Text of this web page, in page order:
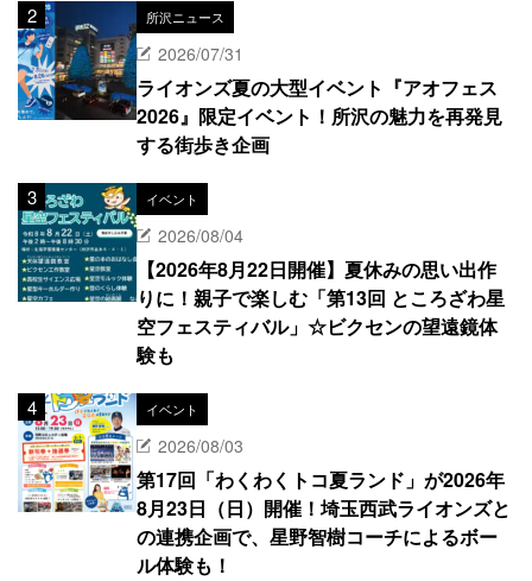
所沢ニュース
2026/07/31
ライオンズ夏の大型イベント『アオフェス
2026』限定イベント！所沢の魅力を再発見
する街歩き企画
イベント
2026/08/04
【2026年8月22日開催】夏休みの思い出作
りに！親子で楽しむ「第13回 ところざわ星
空フェスティバル」☆ビクセンの望遠鏡体
験も
イベント
2026/08/03
第17回「わくわくトコ夏ランド」が2026年
8月23日（日）開催！埼玉西武ライオンズと
の連携企画で、星野智樹コーチによるボー
ル体験も！